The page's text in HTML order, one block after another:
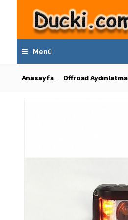
Menü
Anasayfa Offroad Aydınlatma